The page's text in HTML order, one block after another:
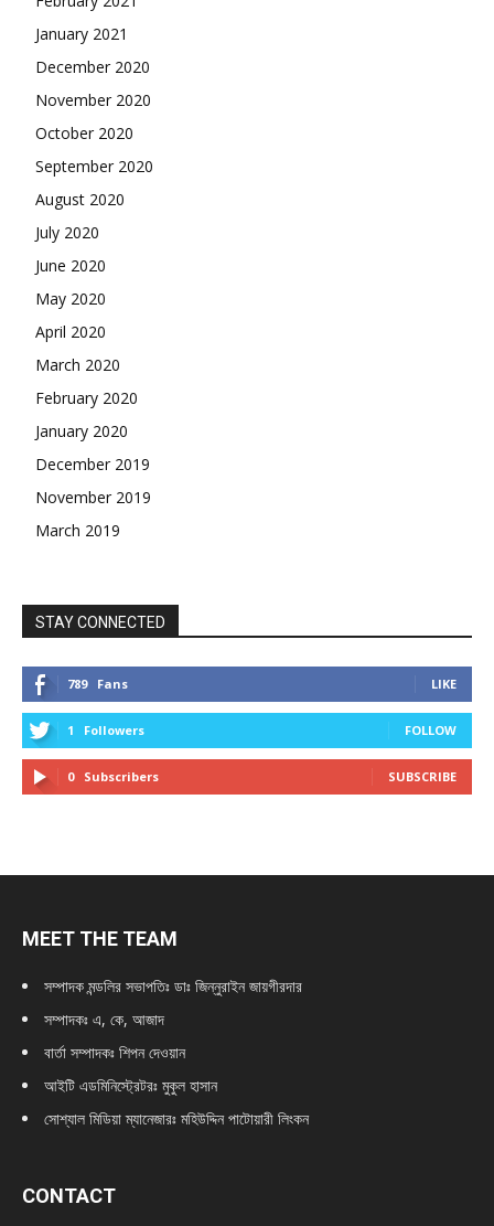
January 2021
December 2020
November 2020
October 2020
September 2020
August 2020
July 2020
June 2020
May 2020
April 2020
March 2020
February 2020
January 2020
December 2019
November 2019
March 2019
STAY CONNECTED
789 Fans LIKE
1 Followers FOLLOW
0 Subscribers SUBSCRIBE
MEET THE TEAM
সম্পাদক মন্ডলির সভাপতিঃ ডাঃ জিন্নুরাইন জায়গীরদার
সম্পাদকঃ এ, কে, আজাদ
বার্তা সম্পাদকঃ শিপন দেওয়ান
আইটি এডমিনিস্ট্রেটরঃ মুকুল হাসান
সোশ্যাল মিডিয়া ম্যানেজারঃ মহিউদ্দিন পাটোয়ারী লিংকন
CONTACT